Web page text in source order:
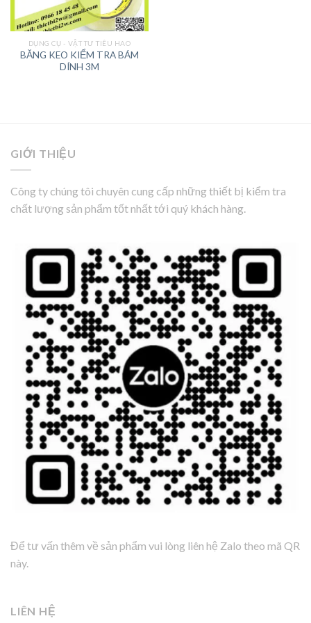
DỤNG CỤ - VẬT TƯ TIÊU HAO
BĂNG KEO KIỂM TRA BÁM
DÍNH 3M
GIỚI THIỆU
Công ty chúng tôi chuyên cung cấp những thiết bị kiểm tra
chất lượng sản phẩm tốt nhất tới quý khách hàng.
Để tư vấn thêm về sản phẩm vui lòng liên hệ Zalo theo mã QR
này.
LIÊN HỆ